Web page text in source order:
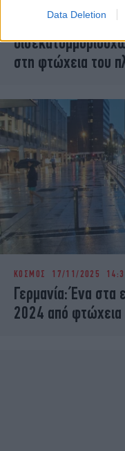
Data Deletion
Oxfam: Μόνο τα
στη φτώχεια του
ΚΟΣΜΟΣ 17/11/2025
Γερμανία: Ένα στα
2024 από φτώχεια